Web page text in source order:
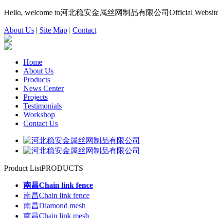
Hello, welcome to河北稳安金属丝网制品有限公司Official
About Us | Site Map | Contact
Home
About Us
Products
News Center
Projects
Testimonials
Workshop
Contact Us
Product ListPRODUCTS
南昌Chain link fence
南昌Chain link fence
南昌Diamond mesh
南昌Chain link mesh